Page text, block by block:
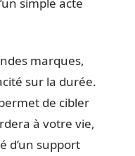
marques,
sur la durée.
de cibler
à votre vie,
d’un support